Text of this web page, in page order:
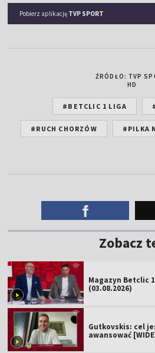
Pobierz aplikację TVP SPORT
ŹRÓDŁO: TVP
HD
#BETCLIC 1 LIGA
#RUCH CHORZÓW #PILKA
Zobacz
Magazyn Betclic
(03.08.2026)
Gutkovskis: cel
awansować